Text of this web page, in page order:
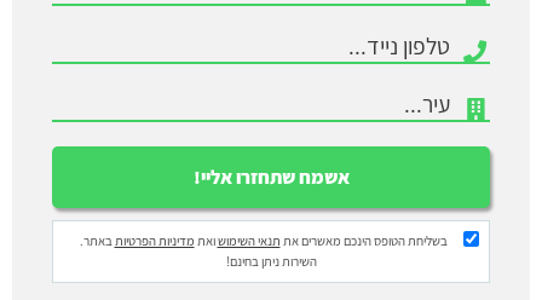
בשליחת הטופס הינכם מאשרים את תנאי השימושואת מדיניות הפרטיות באתר.
השירות ניתן בחינם!